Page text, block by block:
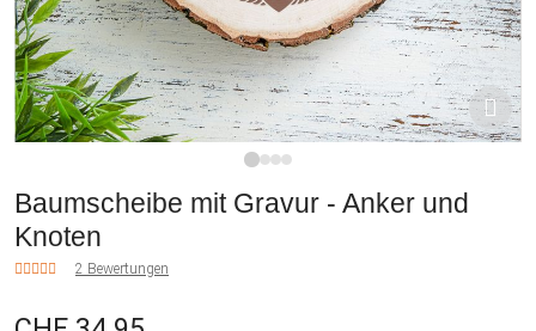
Baumscheibe mit Gravur - Anker und
Knoten
2 Bewertungen